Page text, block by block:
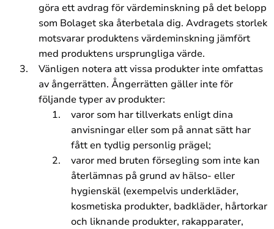
göra ett avdrag för värdeminskning på det belopp
som Bolaget ska återbetala dig. Avdragets storlek
motsvarar produktens värdeminskning jämfört
med produktens ursprungliga värde.
Vänligen notera att vissa produkter inte omfattas
av ångerrätten. Ångerrätten gäller inte för
följande typer av produkter:
varor som har tillverkats enligt dina
anvisningar eller som på annat sätt har
fått en tydlig personlig prägel;
varor med bruten försegling som inte kan
återlämnas på grund av hälso- eller
hygienskäl (exempelvis underkläder,
kosmetiska produkter, badkläder, hårtorkar
och liknande produkter, rakapparater,